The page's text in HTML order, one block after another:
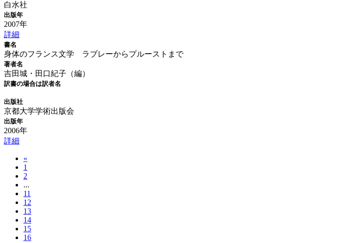
白水社
出版年
2007年
詳細
書名
身体のフランス文学 ラブレーからプルーストまで
著者名
吉田城・田口紀子（編）
訳書の場合は訳者名
出版社
京都大学学術出版会
出版年
2006年
詳細
«
1
2
...
11
12
13
14
15
16